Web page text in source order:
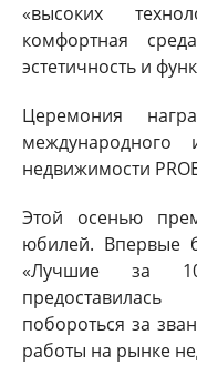
«высоких
комфортная
эстетичность и
Церемония
международного
недвижимости
Этой осенью
юбилей. Впервые
«Лучшие за
побороться за
работы на рынке